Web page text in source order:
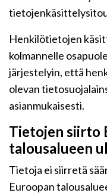
Henkilötietojen
kolmannelle
järjestelyin, että
olevan
asianmukaisesti.
Tietojen siirto
talousalueen
Tietoja ei siirretä
Euroopan